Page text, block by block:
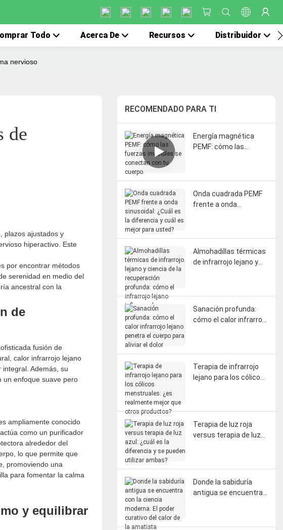
Todo Acerca De Recursos Distribuidor
nervioso
de
plazos ajustados y
hiperactivo. Este
por encontrar métodos
serenidad en medio del
ancestral con la
de
fusión de
calor infrarrojo lejano
Además, su
un enfoque suave pero
ampliamente conocido
como un purificador
alrededor del
lo que permite que
promoviendo una
para fomentar la calma
y equilibrar
RECOMENDADO PARA TI
Energía magnética
PEMF: cómo las
Onda cuadrada PEMF
frente a onda
Almohadillas térmicas
de infrarrojo lejano y
infrarrojo lejano influye
en la circulación, la
Sanación profunda:
cómo el calor infrarrojo
Terapia de infrarrojo
lejano para los cólicos
Terapia de luz roja
versus terapia de luz
Donde la sabiduría
antigua se encuentra